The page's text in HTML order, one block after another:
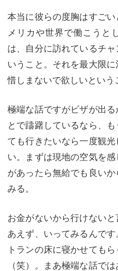
本当に彼らの度胸はすご
メリカや世界で働こうと
は、自分に訪れているチ
いうこと。それを最大限
惜しまないで欲しいという
極端な話ですがビザが出
とで躊躇しているなら、
ても行きたいなら一度観
い。まずは現地の空気を
があったら無給でも良い
みる。
お金がないから行けない
あえず、いってみるんで
トランの床に寝かせても
（笑）。まあ極端な話で